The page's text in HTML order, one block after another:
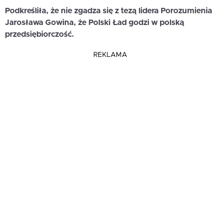
Podkreśliła, że nie zgadza się z tezą lidera Porozumienia
Jarosława Gowina, że Polski Ład godzi w polską
przedsiębiorczość.
REKLAMA